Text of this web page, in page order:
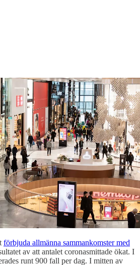
förbjuda allmänna sammankomster med
av att antalet coronasmittade ökat. I
runt 900 fall per dag. I mitten av